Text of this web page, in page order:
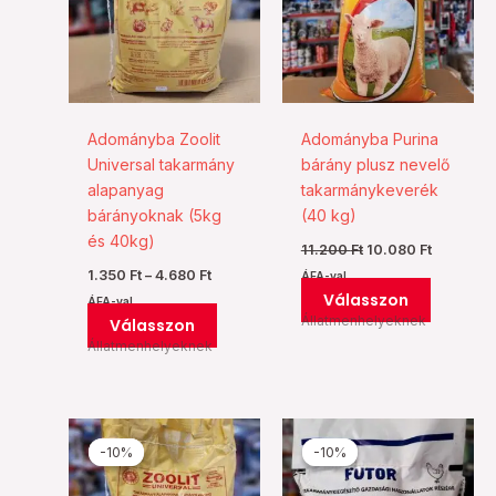
Adományba Zoolit
Universal takarmány
alapanyag
bárányoknak (5kg
és 40kg)
1.350 Ft – 4.680 Ft
ÁFA-val
Válasszon
variációja
van.
A
változatok
választhatók
Állatmenhelyeknek
Adományba Purina
bárány plusz nevelő
takarmánykeverék
(40 kg)
11.200Ft 10.080 Ft
ÁFA-val
Válasszon
van.
A
Állatmenhelyeknek
-10%
-10%
Ártartomány:
1.350 Ft
-
4.680 Ft
Ennek
a
terméknek
-10%
-10%
1.080 Ft
-
2.250 Ft
Ennek